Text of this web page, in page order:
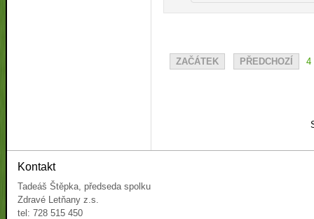
ZAČÁTEK PŘEDCHOZÍ 4
Kontakt
Tadeáš Štěpka, předseda spolku
Zdravé Letňany z.s.
tel: 728 515 450